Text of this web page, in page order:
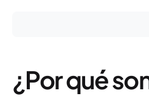
¿Por qué